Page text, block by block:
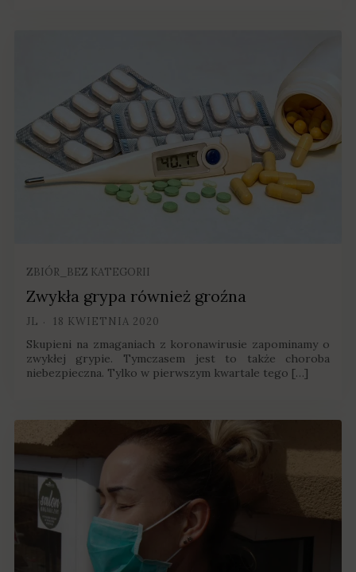
ZBIÓR_BEZ KATEGORII
Zwykła grypa również groźna
JL 18 KWIETNIA 2020
Skupieni na zmaganiach z koronawirusie zapominamy o
zwykłej grypie. Tymczasem jest to także choroba
niebezpieczna. Tylko w pierwszym kwartale tego […]